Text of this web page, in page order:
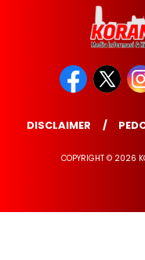
DISCLAIMER
COPYRIGHT © 2026